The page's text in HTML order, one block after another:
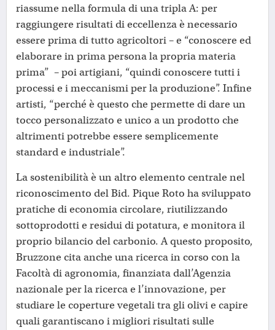
riassume nella formula di una tripla A: per
raggiungere risultati di eccellenza è necessario
essere prima di tutto agricoltori – e “conoscere ed
elaborare in prima persona la propria materia
prima” – poi artigiani, “quindi conoscere tutti i
processi e i meccanismi per la produzione”. Infine
artisti, “perché è questo che permette di dare un
tocco personalizzato e unico a un prodotto che
altrimenti potrebbe essere semplicemente
standard e industriale”.
La sostenibilità è un altro elemento centrale nel
riconoscimento del Bid. Pique Roto ha sviluppato
pratiche di economia circolare, riutilizzando
sottoprodotti e residui di potatura, e monitora il
proprio bilancio del carbonio. A questo proposito,
Bruzzone cita anche una ricerca in corso con la
Facoltà di agronomia, finanziata dall’Agenzia
nazionale per la ricerca e l’innovazione, per
studiare le coperture vegetali tra gli olivi e capire
quali garantiscano i migliori risultati sulle